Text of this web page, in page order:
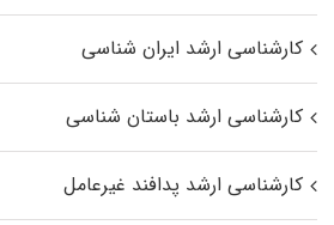
کارشناسی ارشد ایران شناسی
کارشناسی ارشد باستان شناسی
کارشناسی ارشد پدافند غیرعامل